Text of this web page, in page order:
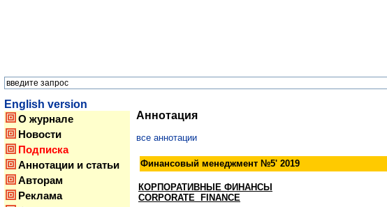
English version
О журнале
Новости
Подписка
Аннотации и статьи
Авторам
Реклама
Аннотация
все аннотации
Финансовый менеджмент №5' 2019
КОРПОРАТИВНЫЕ ФИНАНСЫ
CORPORATE FINANCE